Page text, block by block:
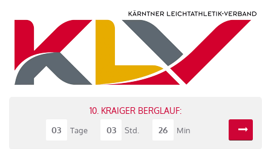
10. KRAIGER BERGLAUF:
03
Tage 03 Std. 26 Min